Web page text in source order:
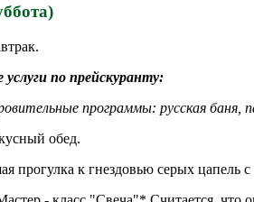
по прейскуранту:
программы: русская
обед.
прогулка к гнездовью серых цапель